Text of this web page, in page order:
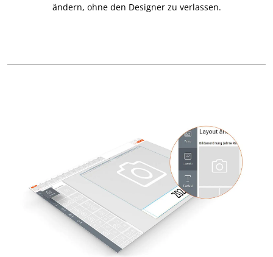
ändern, ohne den Designer zu verlassen.